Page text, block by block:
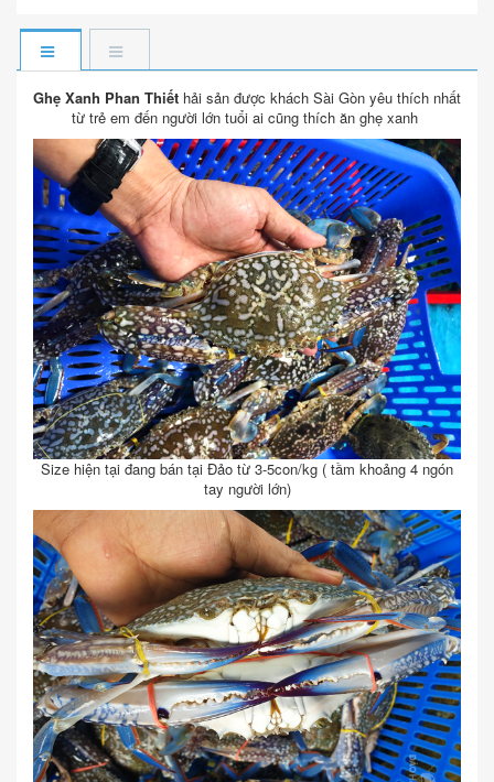
Ghẹ Xanh Phan Thiết hải sản được khách Sài Gòn yêu thích nhất
từ trẻ em đến người lớn tuổi ai cũng thích ăn ghẹ xanh
Size hiện tại đang bán tại Đảo từ 3-5con/kg ( tầm khoảng 4 ngón
tay người lớn)